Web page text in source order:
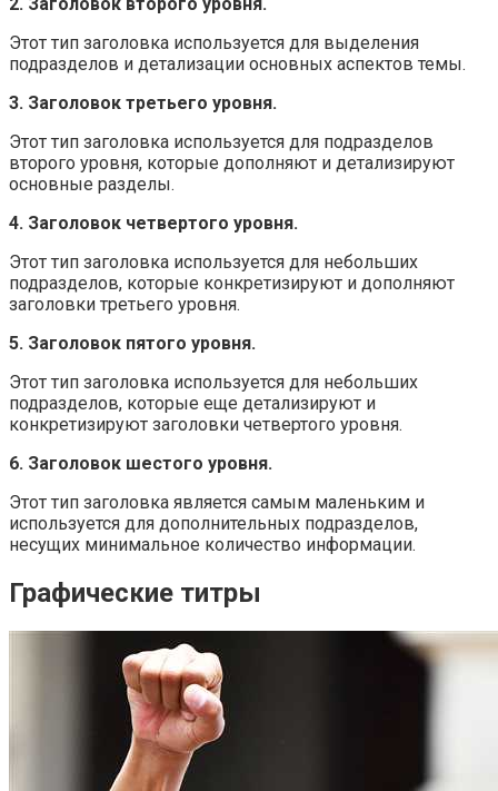
2. Заголовок второго уровня.
Этот тип заголовка используется для выделения
подразделов и детализации основных аспектов темы.
3. Заголовок третьего уровня.
Этот тип заголовка используется для подразделов
второго уровня, которые дополняют и детализируют
основные разделы.
4. Заголовок четвертого уровня.
Этот тип заголовка используется для небольших
подразделов, которые конкретизируют и дополняют
заголовки третьего уровня.
5. Заголовок пятого уровня.
Этот тип заголовка используется для небольших
подразделов, которые еще детализируют и
конкретизируют заголовки четвертого уровня.
6. Заголовок шестого уровня.
Этот тип заголовка является самым маленьким и
используется для дополнительных подразделов,
несущих минимальное количество информации.
Графические титры